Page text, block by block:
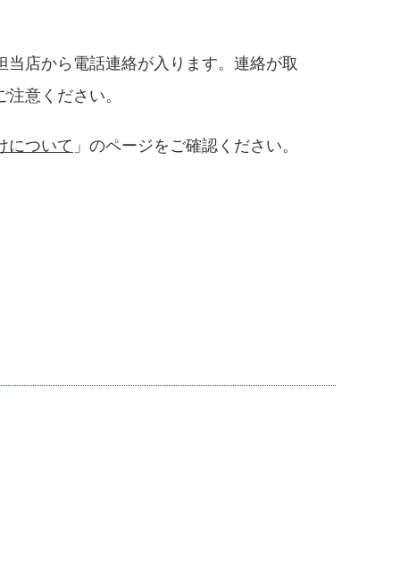
店から電話連絡が入ります。連絡が取
意ください。
について 」のページをご確認ください。